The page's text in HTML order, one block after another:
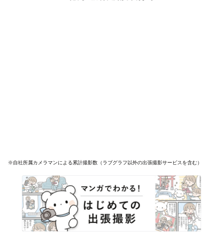
※自社所属カメラマンによる累計撮影数（ラブグラフ以外の出張撮影サービスを含む）